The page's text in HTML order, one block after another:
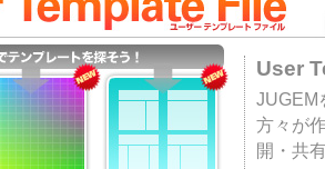
User
JUGEM
方々が
開・共